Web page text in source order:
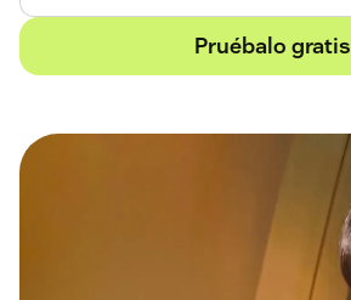
Pruébalo gratis